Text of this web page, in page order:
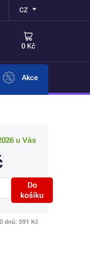
CZ
0 Kč
Akce
u Vás
Do
košíku
dnů: 591 Kč